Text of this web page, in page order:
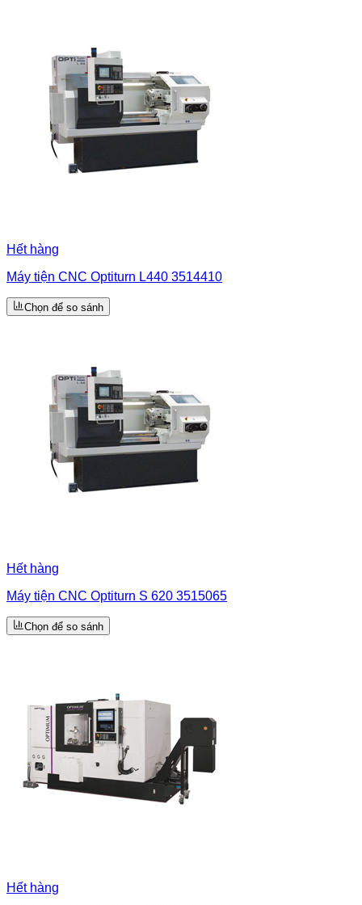
Hết hàng
Máy tiện CNC Optiturn L440 3514410
Chọn để so sánh
Hết hàng
Máy tiện CNC Optiturn S 620 3515065
Chọn để so sánh
Hết hàng